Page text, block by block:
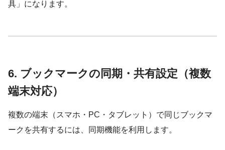
具」になります。
6. ブックマークの同期・共有設定（複数
端末対応）
複数の端末（スマホ・PC・タブレット）で同じブックマ
ークを共有するには、同期機能を利用します。